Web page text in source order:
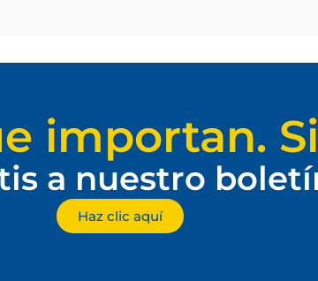
importan.
a nuestro
Haz clic aquí